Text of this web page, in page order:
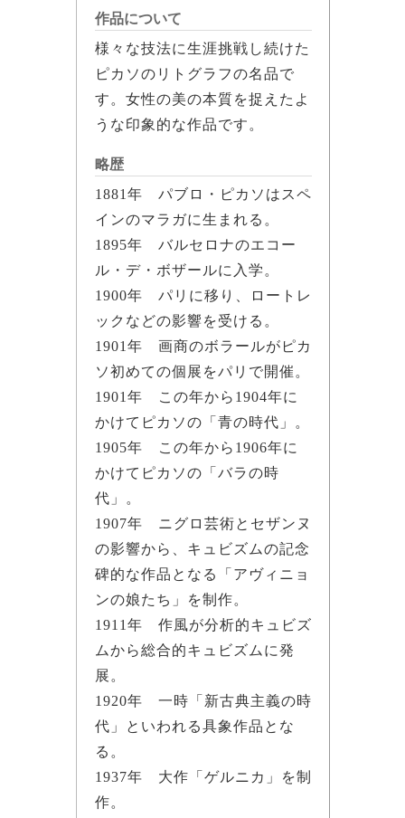
作品について
様々な技法に生涯挑戦し続けた
ピカソのリトグラフの名品で
す。女性の美の本質を捉えたよ
うな印象的な作品です。
略歴
1881年 パブロ・ピカソはスペ
インのマラガに生まれる。
1895年 バルセロナのエコー
ル・デ・ボザールに入学。
1900年 パリに移り、ロートレ
ックなどの影響を受ける。
1901年 画商のボラールがピカ
ソ初めての個展をパリで開催。
1901年 この年から1904年に
かけてピカソの「青の時代」。
1905年 この年から1906年に
かけてピカソの「バラの時
代」。
1907年 ニグロ芸術とセザンヌ
の影響から、キュビズムの記念
碑的な作品となる「アヴィニョ
ンの娘たち」を制作。
1911年 作風が分析的キュビズ
ムから総合的キュビズムに発
展。
1920年 一時「新古典主義の時
代」といわれる具象作品とな
る。
1937年 大作「ゲルニカ」を制
作。